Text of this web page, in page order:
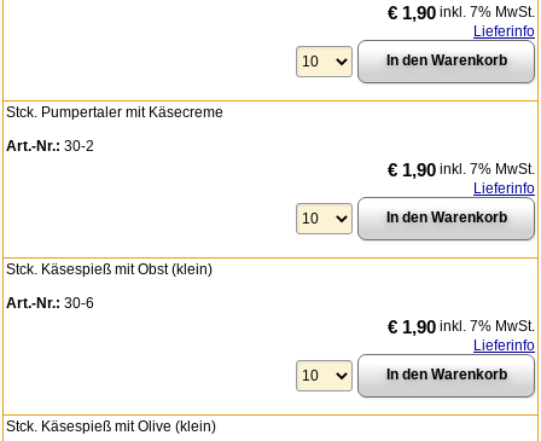
€ 1,90 inkl. 7% MwSt.
Lieferinfo
Stck. Pumpertaler mit Käsecreme
Art.-Nr.: 30-2
€ 1,90 inkl. 7% MwSt.
Lieferinfo
Stck. Käsespieß mit Obst (klein)
Art.-Nr.: 30-6
€ 1,90 inkl. 7% MwSt.
Lieferinfo
Stck. Käsespieß mit Olive (klein)